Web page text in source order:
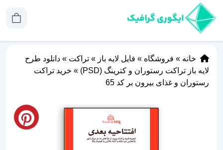
خانه » فروشگاه » فایل لایه باز » تراکت » دانلود طرح
لایه باز تراکت رستوران و کترینگ (PSD)
» خرید تراکت
رستوران و غذای بیرون بر کد 65